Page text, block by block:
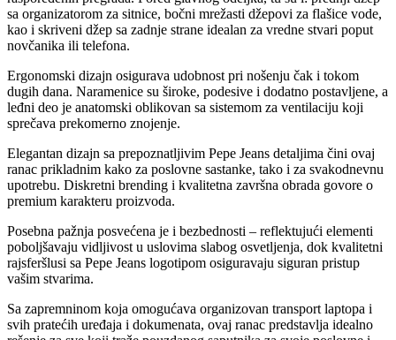
sa organizatorom za sitnice, bočni mrežasti džepovi za flašice vode,
kao i skriveni džep sa zadnje strane idealan za vredne stvari poput
novčanika ili telefona.
Ergonomski dizajn osigurava udobnost pri nošenju čak i tokom
dugih dana. Naramenice su široke, podesive i dodatno postavljene, a
leđni deo je anatomski oblikovan sa sistemom za ventilaciju koji
sprečava prekomerno znojenje.
Elegantan dizajn sa prepoznatljivim Pepe Jeans detaljima čini ovaj
ranac prikladnim kako za poslovne sastanke, tako i za svakodnevnu
upotrebu. Diskretni brending i kvalitetna završna obrada govore o
premium karakteru proizvoda.
Posebna pažnja posvećena je i bezbednosti – reflektujući elementi
poboljšavaju vidljivost u uslovima slabog osvetljenja, dok kvalitetni
rajsferšlusi sa Pepe Jeans logotipom osiguravaju siguran pristup
vašim stvarima.
Sa zapremninom koja omogućava organizovan transport laptopa i
svih pratećih uređaja i dokumenata, ovaj ranac predstavlja idealno